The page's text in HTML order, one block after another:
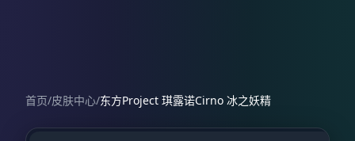
首页/皮肤中心/东方Project 琪露诺Cirno 冰之妖精